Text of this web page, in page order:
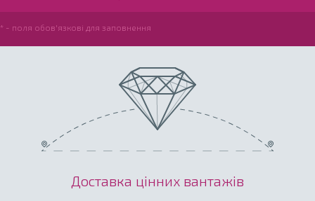
* - поля обов'язкові для заповнення
Доставка цінних вантажів